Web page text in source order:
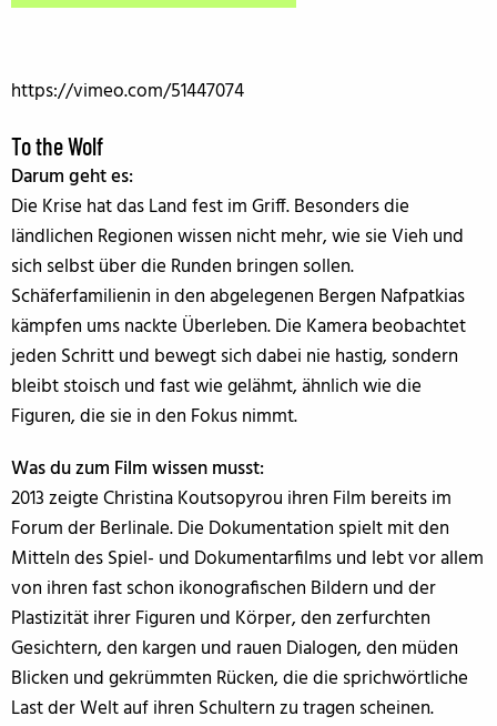
https://vimeo.com/51447074
To the Wolf
Darum geht es:
Die Krise hat das Land fest im Griff. Besonders die
ländlichen Regionen wissen nicht mehr, wie sie Vieh und
sich selbst über die Runden bringen sollen.
Schäferfamilienin in den abgelegenen Bergen Nafpatkias
kämpfen ums nackte Überleben. Die Kamera beobachtet
jeden Schritt und bewegt sich dabei nie hastig, sondern
bleibt stoisch und fast wie gelähmt, ähnlich wie die
Figuren, die sie in den Fokus nimmt.
Was du zum Film wissen musst:
2013 zeigte Christina Koutsopyrou ihren Film bereits im
Forum der Berlinale. Die Dokumentation spielt mit den
Mitteln des Spiel- und Dokumentarfilms und lebt vor allem
von ihren fast schon ikonografischen Bildern und der
Plastizität ihrer Figuren und Körper, den zerfurchten
Gesichtern, den kargen und rauen Dialogen, den müden
Blicken und gekrümmten Rücken, die die sprichwörtliche
Last der Welt auf ihren Schultern zu tragen scheinen.